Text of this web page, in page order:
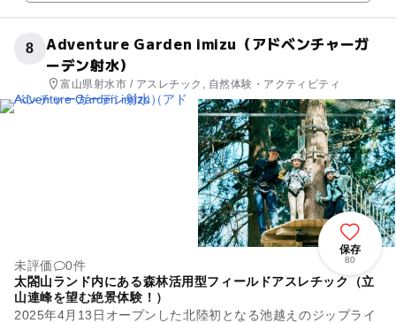
8
Adventure Garden imizu（アドベンチャーガ
ーデン射水）
富山県射水市 / アスレチック, 自然体験・アクティビティ
保存
80
未評価
0件
太閤山ランド内にある森林活用型フィールドアスレチック（立
山連峰を望む絶景体験！）
2025年4月13日オープンした北陸初となる池越えのジップライ